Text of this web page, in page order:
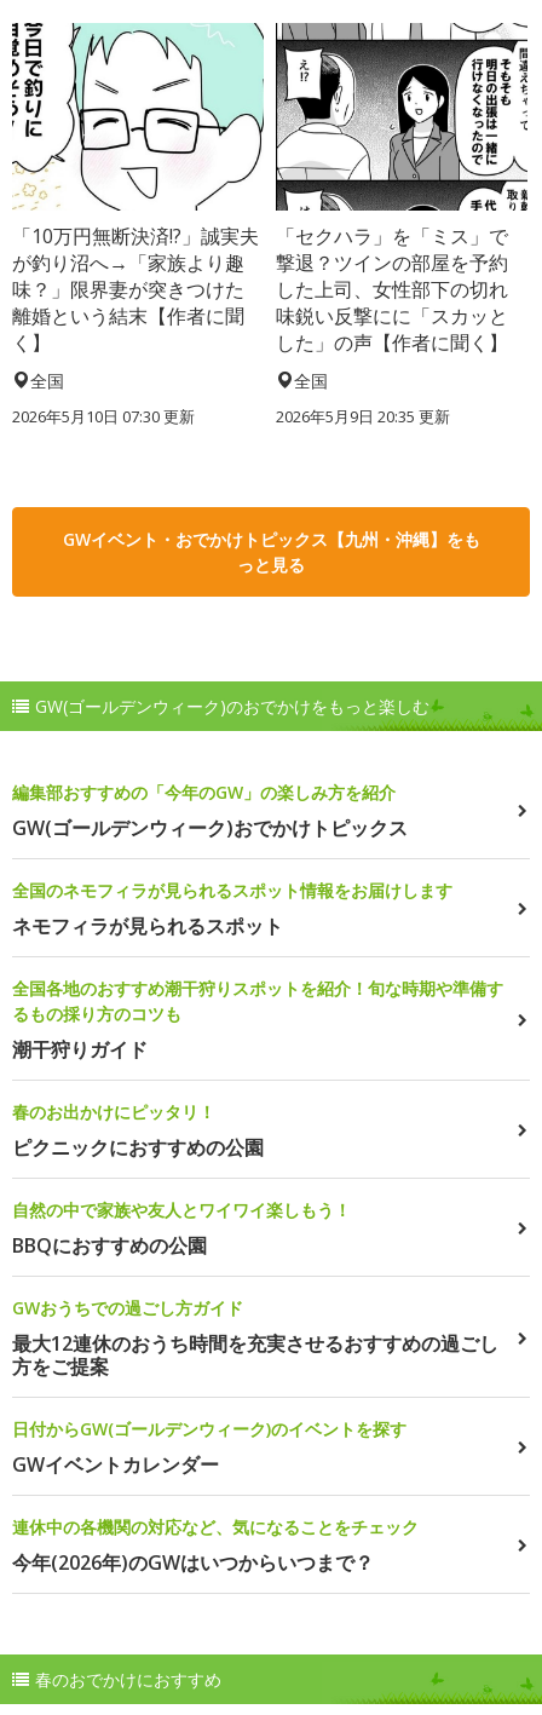
「10万円無断決済!?」誠実夫
が釣り沼へ→「家族より趣
味？」限界妻が突きつけた
離婚という結末【作者に聞
く】
全国
2026年5月10日 07:30 更新
「セクハラ」を「ミス」で
撃退？ツインの部屋を予約
した上司、女性部下の切れ
味鋭い反撃にに「スカッと
した」の声【作者に聞く】
全国
2026年5月9日 20:35 更新
GWイベント・おでかけトピックス【九州・沖縄】をも
っと見る
GW(ゴールデンウィーク)のおでかけをもっと楽しむ
編集部おすすめの「今年のGW」の楽しみ方を紹介
GW(ゴールデンウィーク)おでかけトピックス
全国のネモフィラが見られるスポット情報をお届けします
ネモフィラが見られるスポット
全国各地のおすすめ潮干狩りスポットを紹介！旬な時期や準備す
るもの採り方のコツも
潮干狩りガイド
春のお出かけにピッタリ！
ピクニックにおすすめの公園
自然の中で家族や友人とワイワイ楽しもう！
BBQにおすすめの公園
GWおうちでの過ごし方ガイド
最大12連休のおうち時間を充実させるおすすめの過ごし
方をご提案
日付からGW(ゴールデンウィーク)のイベントを探す
GWイベントカレンダー
連休中の各機関の対応など、気になることをチェック
今年(2026年)のGWはいつからいつまで？
春のおでかけにおすすめ